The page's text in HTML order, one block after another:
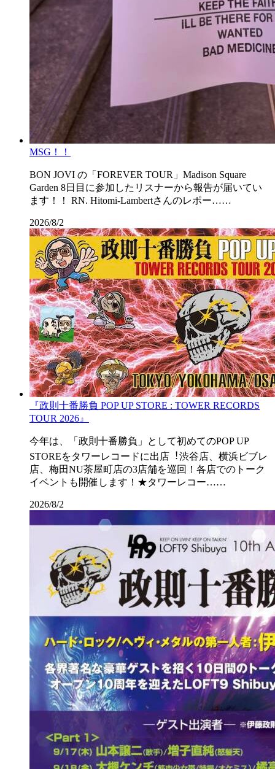
MSG！！
BON JOVI の「FOREVER TOUR」Madison Square
Garden 8日目に参加したリスナーから報告が届いてい
ます！！ RN. Hitomi-Lambertさんのレポー……
2026/8/2
『政則⼗番勝負 POP UP STORE : TOWER RECORDS
TOUR 2026』
今年は、「政則⼗番勝負」として初めてのPOP UP
STOREをタワーレコードに出店︕渋⾕店、横浜ビブレ
店、梅⽥NU茶屋町店の3店舗を巡回！各店でのトーク
イベントも開催します！★タワーレコー……
2026/8/2